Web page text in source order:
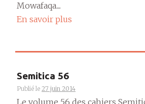
Mowafaqa....
En savoir plus
Semitica 56
Publié le 27 juin 2014
Le volume 56 des cahiers